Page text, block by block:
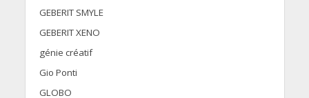
GEBERIT SMYLE
GEBERIT XENO
génie créatif
Gio Ponti
GLOBO